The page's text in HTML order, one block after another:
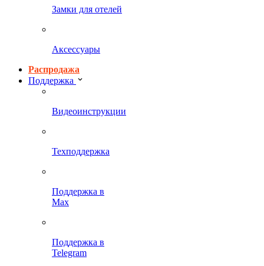
Замки для отелей
Аксессуары
Распродажа
Поддержка
Видеоинструкции
Техподдержка
Поддержка в
Max
Поддержка в
Telegram